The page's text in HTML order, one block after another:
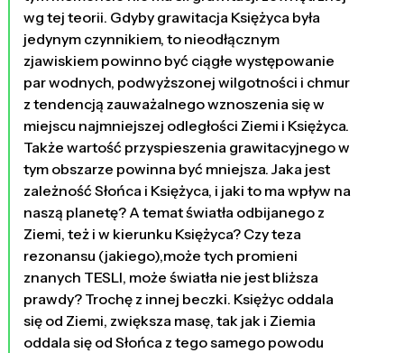
wg tej teorii. Gdyby grawitacja Księżyca była
jedynym czynnikiem, to nieodłącznym
zjawiskiem powinno być ciągłe występowanie
par wodnych, podwyższonej wilgotności i chmur
z tendencją zauważalnego wznoszenia się w
miejscu najmniejszej odległości Ziemi i Księżyca.
Także wartość przyspieszenia grawitacyjnego w
tym obszarze powinna być mniejsza. Jaka jest
zależność Słońca i Księżyca, i jaki to ma wpływ na
naszą planetę? A temat światła odbijanego z
Ziemi, też i w kierunku Księżyca? Czy teza
rezonansu (jakiego),może tych promieni
znanych TESLI, może światła nie jest bliższa
prawdy? Trochę z innej beczki. Księżyc oddala
się od Ziemi, zwiększa masę, tak jak i Ziemia
oddala się od Słońca z tego samego powodu